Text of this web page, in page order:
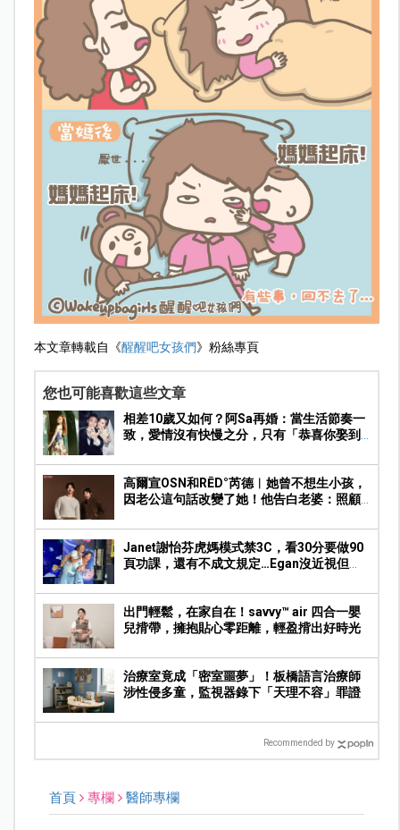
本文章轉載自《醒醒吧女孩們 》粉絲專頁
您也可能喜歡這些文章
相差10歲又如何？阿Sa再婚：當生活節奏一
致，愛情沒有快慢之分，只有「恭喜你娶到
高爾宣OSN和RĒD°芮德︱她曾不想生小孩，
因老公這句話改變了她！他告白老婆：照顧
Janet謝怡芬虎媽模式禁3C，看30分要做90
頁功課，還有不成文規定…Egan沒近視但求
出門輕鬆，在家自在！savvy™ air 四合一嬰
兒揹帶，擁抱貼心零距離，輕盈揹出好時光
治療室竟成「密室噩夢」！板橋語言治療師
涉性侵多童，監視器錄下「天理不容」罪證
Recommended by
首頁 專欄 醫師專欄